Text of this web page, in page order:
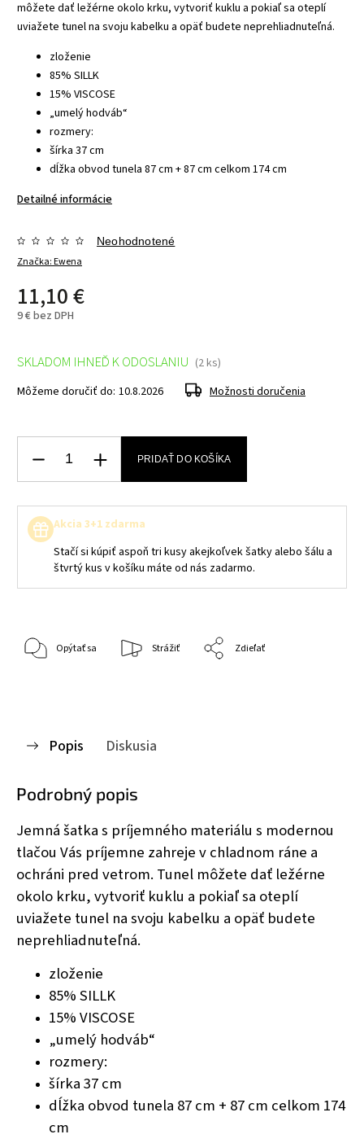
môžete dať ležérne okolo krku, vytvoriť kuklu a pokiaľ sa oteplí
uviažete tunel na svoju kabelku a opäť budete neprehliadnuteľná.
zloženie
85% SILLK
15% VISCOSE
„umelý hodváb“
rozmery:
šírka 37 cm
dĺžka obvod tunela 87 cm + 87 cm celkom 174 cm
Detailné informácie
Značka:Ewena
Neohodnotené
11,10 €
9 € bez DPH
SKLADOM IHNEĎ K ODOSLANIU (2 ks)
Môžeme doručiť do: 10.8.2026 Možnosti doručenia
PRIDAŤ DO KOŠÍKA
Akcia 3+1 zdarma
Stačí si kúpiť aspoň tri kusy akejkoľvek šatky alebo šálu a
štvrtý kus v košíku máte od nás zadarmo.
Opýtať sa Strážiť Zdieľať
Popis Diskusia
Podrobný popis
Jemná šatka s príjemného materiálu s modernou
tlačou Vás príjemne zahreje v chladnom ráne a
ochráni pred vetrom. Tunel môžete dať ležérne
okolo krku, vytvoriť kuklu a pokiaľ sa oteplí
uviažete tunel na svoju kabelku a opäť budete
neprehliadnuteľná.
zloženie
85% SILLK
15% VISCOSE
„umelý hodváb“
rozmery:
šírka 37 cm
dĺžka obvod tunela 87 cm + 87 cm celkom 174
cm